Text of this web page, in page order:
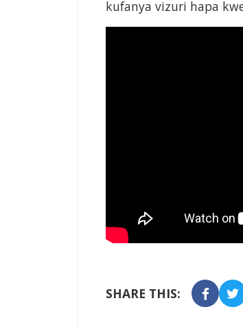
kufanya vizuri hapa
SHARE THIS: